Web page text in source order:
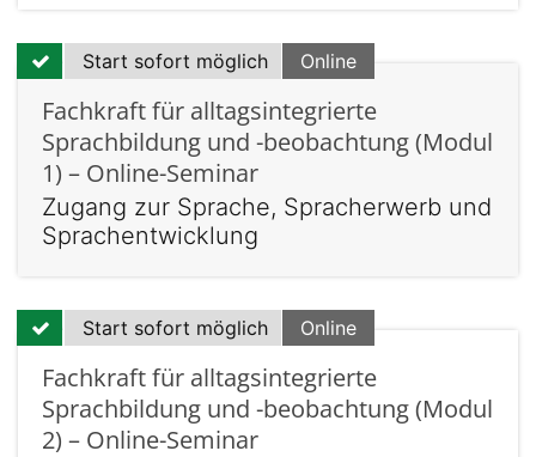
Start sofort möglich Online
Fachkraft für alltagsintegrierte
Sprachbildung und -beobachtung (Modul
1) – Online-Seminar
Zugang zur Sprache, Spracherwerb und
Sprachentwicklung
Start sofort möglich Online
Fachkraft für alltagsintegrierte
Sprachbildung und -beobachtung (Modul
2) – Online-Seminar